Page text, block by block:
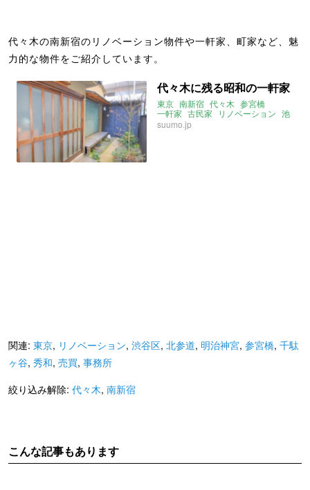
代々木の南新宿のリノベーション物件や一軒家、町家など、魅
力的な物件をご紹介しています。
代々木に残る昭和の一軒家
東京 南新宿 代々木 参宮橋
一軒家 古民家 リノベーション 池
suumo.jp
関連: 東京, リノベーション, 渋谷区, 北参道, 明治神宮, 参宮橋, 千駄
ヶ谷, 秀和, 売買, 事務所
絞り込み解除: 代々木, 南新宿
こんな記事もあります